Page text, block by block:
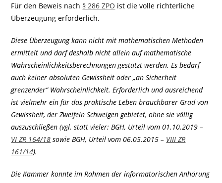
Für den Beweis nach § 286 ZPO ist die volle richterliche
Überzeugung erforderlich.
Diese Überzeugung kann nicht mit mathematischen Methoden
ermittelt und darf deshalb nicht allein auf mathematische
Wahrscheinlichkeitsberechnungen gestützt werden. Es bedarf
auch keiner absoluten Gewissheit oder „an Sicherheit
grenzender“ Wahrscheinlichkeit. Erforderlich und ausreichend
ist vielmehr ein für das praktische Leben brauchbarer Grad von
Gewissheit, der Zweifeln Schweigen gebietet, ohne sie völlig
auszuschließen (vgl. statt vieler: BGH, Urteil vom 01.10.2019 –
VI ZR 164/18 sowie BGH, Urteil vom 06.05.2015 – VIII ZR
161/14).
Die Kammer konnte im Rahmen der informatorischen Anhörung